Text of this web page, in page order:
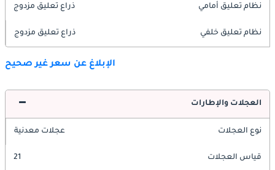
نظام تعليق أمامي ذراع تعليق مزدوج
نظام تعليق خلفي ذراع تعليق مزدوج
الإبلاغ عن سعر غير صحيح
العجلات والإطارات
نوع العجلات عجلات معدنية
قياس العجلات 21